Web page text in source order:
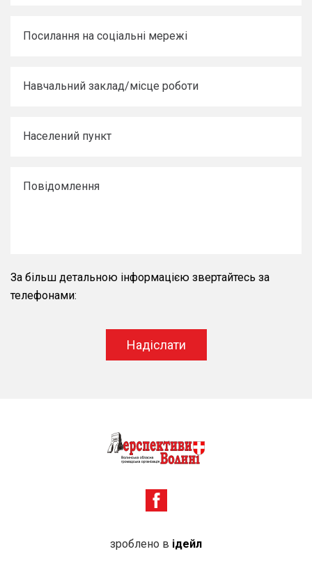
За більш детальною інформацією звертайтесь за
телефонами:
Надіслати
зроблено в ідейл